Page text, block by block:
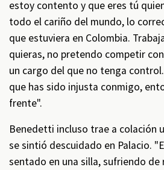
estoy contento y que eres tú
todo el cariño del mundo, lo
que estuviera en Colombia.
quieras, no pretendo competir
un cargo del que no tenga
que has sido injusta conmigo,
frente".
Benedetti incluso trae a colación
se sintió descuidado en Palacio.
sentado en una silla, sufriendo de